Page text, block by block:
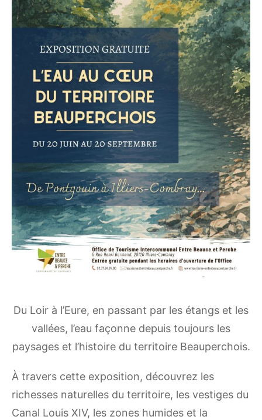
Du Loir à l’Eure, en passant par les étangs et les
vallées, l’eau façonne depuis toujours les
paysages et l’histoire du territoire Beauperchois.
À travers cette exposition, découvrez les
richesses naturelles du territoire, les vestiges du
Canal Louis XIV, les zones humides et la